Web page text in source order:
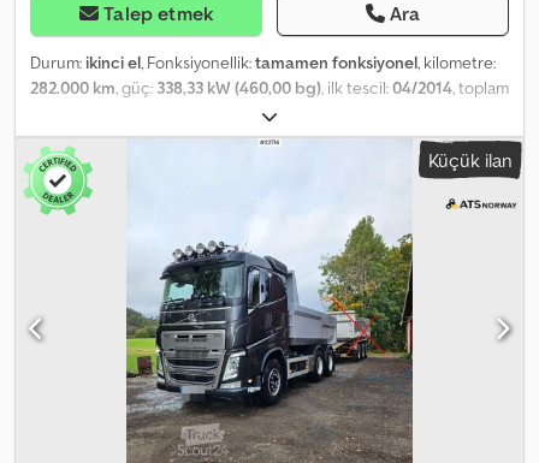
Talep etmek Ara
Durum: ikinci el, Fonksiyonellik:tamamen fonksiyonel, kilometre:
282.000 km, güç: 338,33 kW (460,00 bg), ilk tescil:04/2014, toplam
, dingil konfigürasyonu:
(TÜV):04/2027, emisyon sınıfı:Euro 6, Üretim yılı:2014, VOLVO FM
460 Otomatik 6x2 Credpfsyut A Hox Ac Iof EURO 6 İlk Kayıt: 04/2014
Palfinger 13002 2 Yan Boşaltmalı Feitzinger 1 Önceki Sahip Garajda
Tutulan Araç Kamyonun VOLVO Gold Sözleşmesi Vardı Lastikler
Küçük ilan